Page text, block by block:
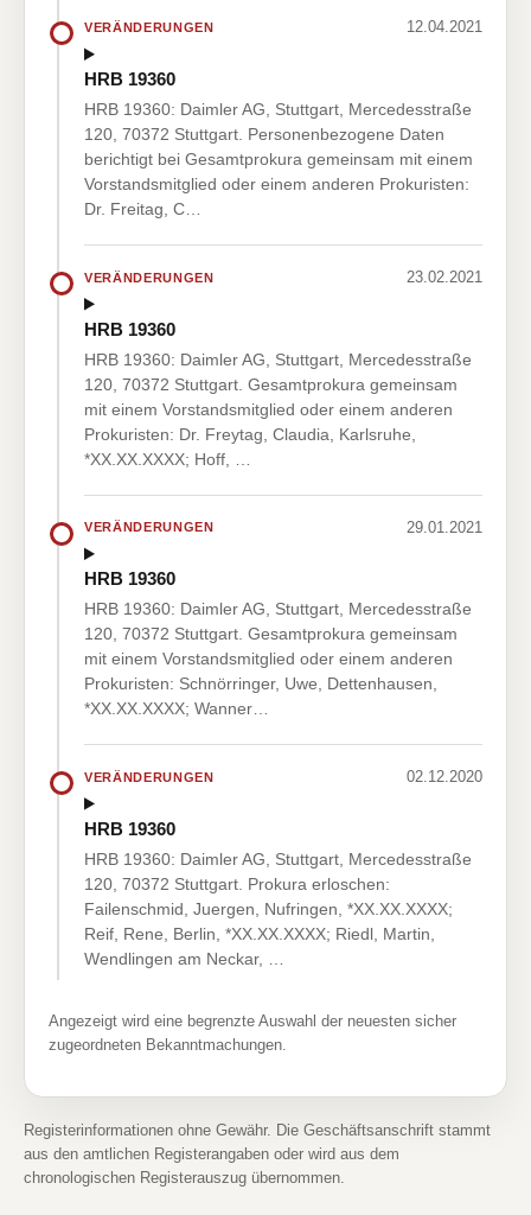
VERÄNDERUNGEN 12.04.2021
HRB 19360
HRB 19360: Daimler AG, Stuttgart, Mercedesstraße
120, 70372 Stuttgart. Personenbezogene Daten
berichtigt bei Gesamtprokura gemeinsam mit einem
Vorstandsmitglied oder einem anderen Prokuristen:
Dr. Freitag, C…
VERÄNDERUNGEN 23.02.2021
HRB 19360
HRB 19360: Daimler AG, Stuttgart, Mercedesstraße
120, 70372 Stuttgart. Gesamtprokura gemeinsam
mit einem Vorstandsmitglied oder einem anderen
Prokuristen: Dr. Freytag, Claudia, Karlsruhe,
*XX.XX.XXXX; Hoff, …
VERÄNDERUNGEN 29.01.2021
HRB 19360
HRB 19360: Daimler AG, Stuttgart, Mercedesstraße
120, 70372 Stuttgart. Gesamtprokura gemeinsam
mit einem Vorstandsmitglied oder einem anderen
Prokuristen: Schnörringer, Uwe, Dettenhausen,
*XX.XX.XXXX; Wanner…
VERÄNDERUNGEN 02.12.2020
HRB 19360
HRB 19360: Daimler AG, Stuttgart, Mercedesstraße
120, 70372 Stuttgart. Prokura erloschen:
Failenschmid, Juergen, Nufringen, *XX.XX.XXXX;
Reif, Rene, Berlin, *XX.XX.XXXX; Riedl, Martin,
Wendlingen am Neckar, …
Angezeigt wird eine begrenzte Auswahl der neuesten sicher
zugeordneten Bekanntmachungen.
Registerinformationen ohne Gewähr. Die Geschäftsanschrift stammt
aus den amtlichen Registerangaben oder wird aus dem
chronologischen Registerauszug übernommen.